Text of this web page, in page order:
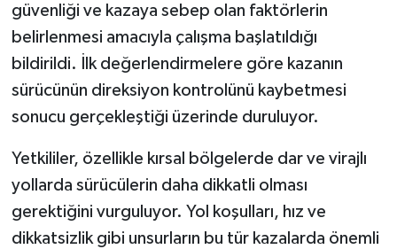
güvenliği ve kazaya sebep olan faktörlerin
belirlenmesi amacıyla çalışma başlatıldığı
bildirildi. İlk değerlendirmelere göre kazanın
sürücünün direksiyon kontrolünü kaybetmesi
sonucu gerçekleştiği üzerinde duruluyor.
Yetkililer, özellikle kırsal bölgelerde dar ve virajlı
yollarda sürücülerin daha dikkatli olması
gerektiğini vurguluyor. Yol koşulları, hız ve
dikkatsizlik gibi unsurların bu tür kazalarda önemli